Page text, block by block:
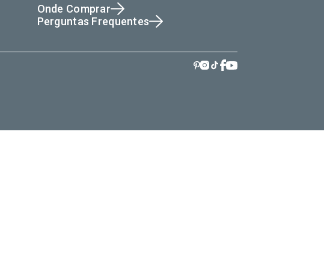
Onde Comprar
Perguntas Frequentes